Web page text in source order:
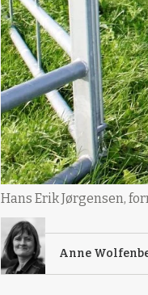
Hans Erik Jørgensen,
Anne